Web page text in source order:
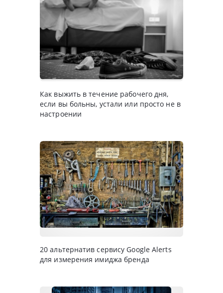
Как выжить в течение рабочего дня,
если вы больны, устали или просто не в
настроении
20 альтернатив сервису Google Alerts
для измерения имиджа бренда